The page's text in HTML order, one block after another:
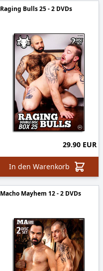
Raging Bulls 25 - 2 DVDs
29.90 EUR
In den Warenkorb
Macho Mayhem 12 - 2 DVDs